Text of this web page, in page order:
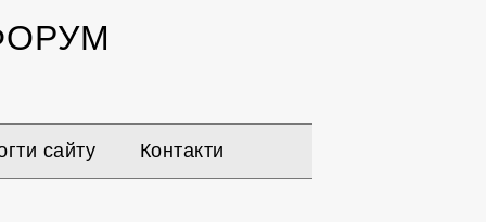
сайту Контакти